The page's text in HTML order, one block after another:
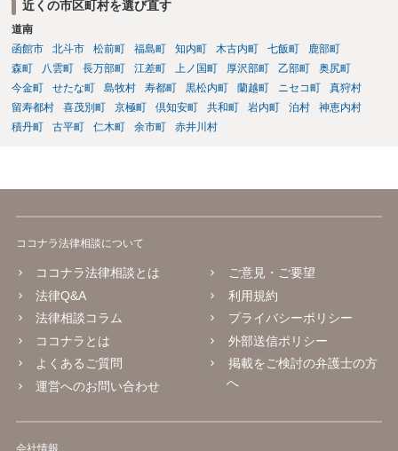
近くの市区町村を選び直す
道南
函館市
北斗市 松前町 福島町 知内町 木古内町 七飯町
鹿部町
森町
八雲町 長万部町 江差町 上ノ国町 厚沢部町 乙部町
奥尻町
今金町
せたな町 島牧村 寿都町 黒松内町 蘭越町 ニセコ町
真狩村
留寿都村
喜茂別町 京極町 倶知安町 共和町 岩内町 泊村
神恵内村
積丹町
古平町 仁木町 余市町 赤井川村
ココナラ法律相談について
ココナラ法律相談とは
法律Q&A
法律相談コラム
ココナラとは
よくあるご質問
運営へのお問い合わせ
ご意見・ご要望
利用規約
プライバシーポリシー
外部送信ポリシー
掲載をご検討の弁護士の方
へ
会社情報